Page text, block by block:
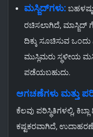
ಮಸ್ಜಿದ್‌ಗಳು:
ರಚಿಸಲಾಗಿದೆ, ಮಾಸ್ಜಿದ್
ದಿಕ್ಕು ಸೂಚಿಸುವ
ಮುಸ್ಲಿಮರು ಸ್ಥಳೀಯ
ಪಡೆಯಬಹುದು.
ಆಗಚಣೆಗಳು ಮತ್ತು
ಕೆಲವು ಪರಿಸ್ಥಿತಿಗಳಲ್ಲಿ,
ಕಷ್ಟಕರವಾಗಿದೆ,